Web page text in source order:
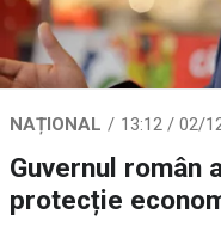
NAȚIONAL 13:12 / 02/
Guvernul român
protecție